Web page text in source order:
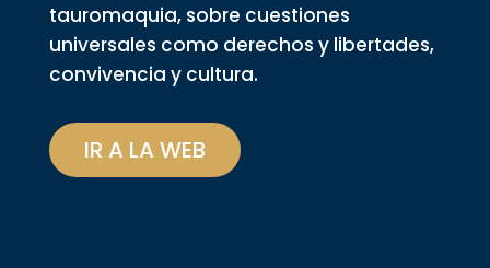
tauromaquia, sobre cuestiones
universales como derechos y libertades,
convivencia y cultura.
IR A LA WEB